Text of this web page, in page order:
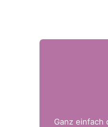
Ganz einfach